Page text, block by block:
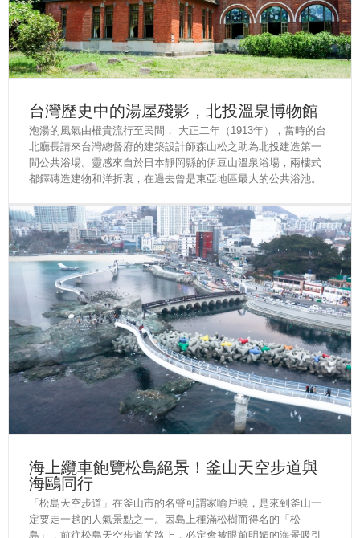
台灣歷史中的湯屋殘影，北投溫泉博物館
泡湯的風氣由權貴流行至民間， 大正二年（1913年），當時的台
北廳長請來台灣總督府的建築設計師森山松之助為北投建造第一
間公共浴場。靈感來自於日本靜岡縣的伊豆山溫泉浴場，兩樓式
都鐸磚造建物和洋折衷，在過去曾是東亞地區最大的公共浴池。
海上纜車飽覽松島絕景！釜山天空步道與
海鷗同行
「松島天空步道」在釜山市的名聲可謂家喻戶曉，是來到釜山一
定要走一趟的人氣景點之一。因島上種滿松樹而得名的「松
島」，前往松島天空步道的路上，必定會被眼前明媚的海景吸引